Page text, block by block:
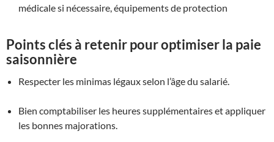
médicale si nécessaire, équipements de protection
Points clés à retenir pour optimiser la paie
saisonnière
Respecter les minimas légaux selon l’âge du salarié.
Bien comptabiliser les heures supplémentaires et appliquer
les bonnes majorations.